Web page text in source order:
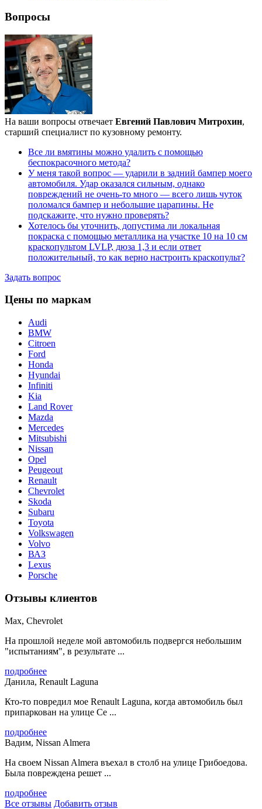
Вопросы
На ваши вопросы отвечает Евгений Павлович Митрохин,
старший специалист по кузовному ремонту.
Все ли вмятины можно удалить с помощью
беспокрасочного метода?
У меня такой вопрос — ударили в задний бампер моего
автомобиля. Удар оказался сильным, однако
повреждений не очень-то много — всего лишь чуток
поломался бампер и небольшие царапины. Не
подскажите, что нужно проверять?
Хотелось бы уточнить, допустима ли локальная
покраска с помощью металлика на участке 10 на 10 см
краскопультом LVLP, дюза 1,3 и если ответ
положительный, то как верно настроить краскопульт?
Задать вопрос
Цены по маркам
Audi
BMW
Citroen
Ford
Honda
Hyundai
Infiniti
Kia
Land Rover
Mazda
Mercedes
Mitsubishi
Nissan
Opel
Peugeout
Renault
Chevrolet
Skoda
Subaru
Toyota
Volkswagen
Volvo
ВАЗ
Lexus
Porsche
Отзывы клиентов
Max, Chevrolet
На прошлой неделе мой автомобиль подвергся небольшим
"испытаниям", в результате ...
подробнее
Данила, Renault Laguna
Кто-то повредил мое Renault Laguna, когда автомобиль был
припаркован на улице Се ...
подробнее
Вадим, Nissan Almera
На своем Nissan Almera въехал в столб на улице Грибоедова.
Была повреждена решет ...
подробнее
Все отзывы Добавить отзыв